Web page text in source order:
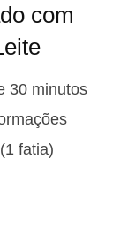
com
30 minutos
fatia)